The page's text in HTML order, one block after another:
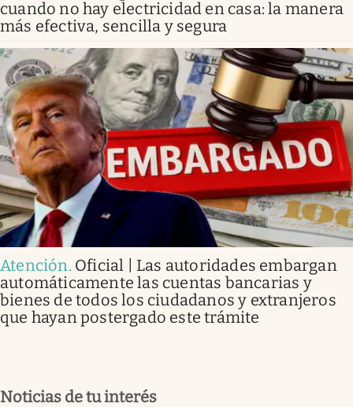
cuando no hay electricidad en casa: la manera
más efectiva, sencilla y segura
Atención. Oficial | Las autoridades embargan
automáticamente las cuentas bancarias y
bienes de todos los ciudadanos y extranjeros
que hayan postergado este trámite
Noticias de tu interés